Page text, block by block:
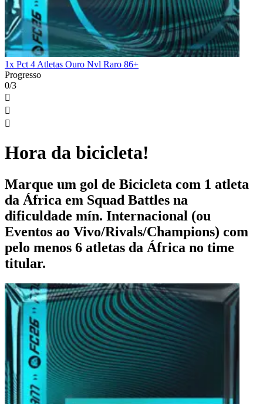
1x Pct 4 Atletas Ouro Nvl Raro 86+
Progresso
0/3



Hora da bicicleta!
Marque um gol de Bicicleta com 1 atleta
da África em Squad Battles na
dificuldade mín. Internacional (ou
Eventos ao Vivo/Rivals/Champions) com
pelo menos 6 atletas da África no time
titular.